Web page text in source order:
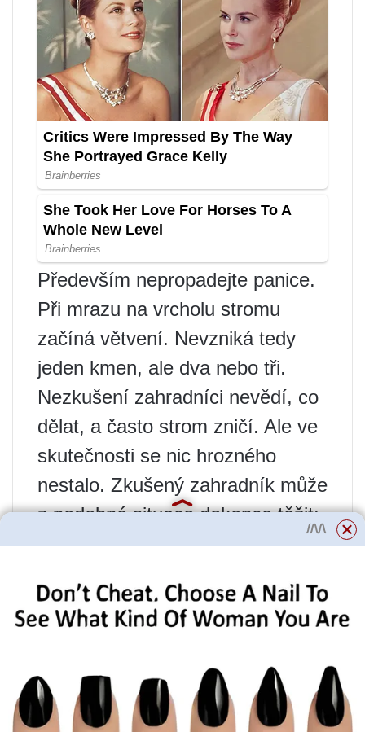
Především nepropadejte panice.
Při mrazu na vrcholu stromu
začíná větvení. Nevzniká tedy
jeden kmen, ale dva nebo tři.
Nezkušení zahradníci nevědí, co
dělat, a často strom zničí. Ale ve
skutečnosti se nic hrozného
nestalo. Zkušený zahradník může
z podobné situace dokonce těžit:
pokud se všechny tři kmeny
na každém z nich.
doplňující informace! Vzhled
dalších kmenů je normální reakcí
rostliny na poškození. Snaží se
vytvořit další větve pro zaručené